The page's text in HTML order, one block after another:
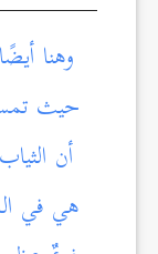
وهنا
حيث
أن
هي في